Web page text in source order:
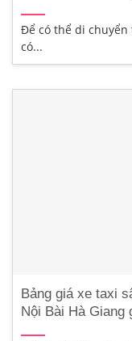
Để có thể di
có...
Bảng giá xe taxi
Nội Bài Hà Giang